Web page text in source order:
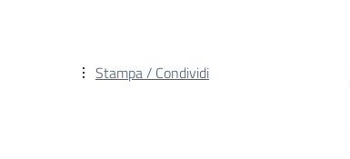
Stampa / Condividi